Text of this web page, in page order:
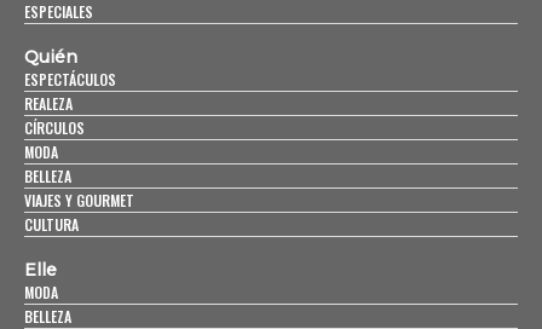
ESPECIALES
Quién
ESPECTÁCULOS
REALEZA
CÍRCULOS
MODA
BELLEZA
VIAJES Y GOURMET
CULTURA
Elle
MODA
BELLEZA